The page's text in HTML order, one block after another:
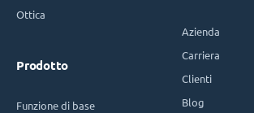
Ottica
Prodotto
Funzione di base
Azienda
Carriera
Clienti
Blog